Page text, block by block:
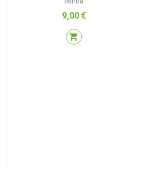
Precio
9,00 €
shopping_cart